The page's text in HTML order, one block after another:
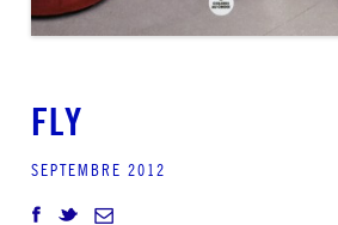
FLY
SEPTEMBRE 2012